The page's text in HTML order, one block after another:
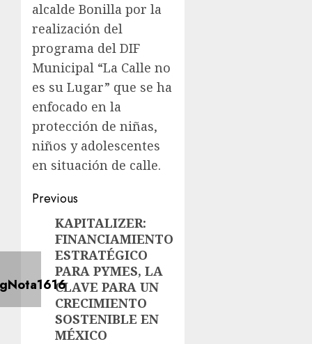
alcalde Bonilla por la
realización del
programa del DIF
Municipal “La Calle no
es su Lugar” que se ha
enfocado en la
protección de niñas,
niños y adolescentes
en situación de calle.
Previous
KAPITALIZER:
FINANCIAMIENTO
ESTRATÉGICO
PARA PYMES, LA
CLAVE PARA UN
CRECIMIENTO
SOSTENIBLE EN
MÉXICO